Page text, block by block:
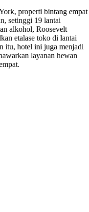
properti bintang empat
setinggi 19 lantai
alkohol, Roosevelt
etalase toko di lantai
itu, hotel ini juga menjadi
layanan hewan